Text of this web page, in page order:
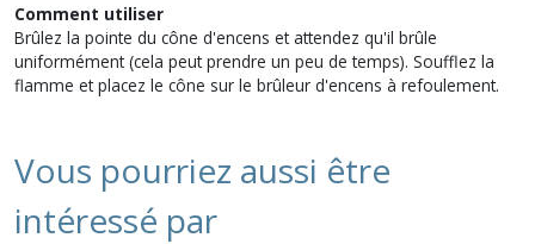
Comment utiliser
Brûlez la pointe du cône d'encens et attendez qu'il brûle
uniformément (cela peut prendre un peu de temps). Soufflez la
flamme et placez le cône sur le brûleur d'encens à refoulement.
Vous pourriez aussi être
intéressé par